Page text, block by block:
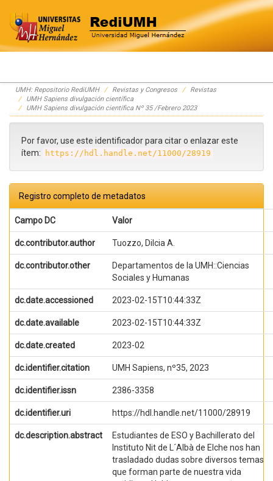
Skip
navigation
UMH: Repositorio RediUMH Revistas y Congresos
Revistas
UMH Sapiens divulgación científica
UMH Sapiens divulgación científica Nº 35 /Febrero 2023
Por favor, use este identificador para citar o enlazar este
ítem:
https://hdl.handle.net/11000/28919
Registro completo de metadatos
Campo DC Valor
dc.contributor.author Tuozzo, Dilcia A.
dc.contributor.other
Departamentos de la UMH::Ciencias
Sociales y Humanas
dc.date.accessioned 2023-02-15T10:44:33Z
dc.date.available 2023-02-15T10:44:33Z
dc.date.created 2023-02
dc.identifier.citation UMH Sapiens, nº35, 2023
dc.identifier.issn 2386-3358
dc.identifier.uri https://hdl.handle.net/11000/28919
dc.description.abstract
Estudiantes de ESO y Bachillerato del
Instituto Nit de L´Albà de Elche nos han
trasladado dudas sobre diversos temas
que forman parte de nuestra vida